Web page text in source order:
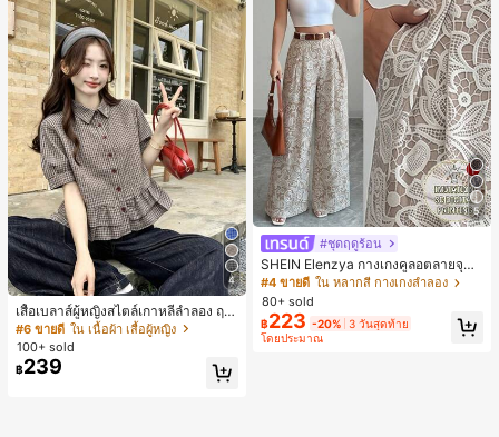
4
เสื้อเบลาส์ผู้หญิงสไตล์เกาหลีลำลอง ฤดู
ใบไม้ผลิ/ฤดูร้อนใหม่ ชายระบาย ชิคแล
ะหรูหรา
#6 ขายดี ใน เนื้อผ้า เสื้อผู้หญิง
100+ sold
฿239
5
#ชุดฤดูร้อน
SHEIN Elenzya กางเกงคูลอตลายจุดเ
อวสูงแบบใหม่สำหรับฤดูใบไม้ผลิ/ฤดูร้อ
น, สไตล์หรูหราเหมาะสำหรับใส่ในชีวิต
ประจำวันและทำงาน, ให้ความรู้สึกวินเ
ทจสำหรับฤดูรับปริญญา, เทศกาลดนตร
ี, การแข่งม้าดาร์บี้, วันประกาศอิสรภาพ
#4 ขายดี ใน หลากสี กางเกงลำลอง
80+ sold
฿223 -20% 3 วันสุดท้าย
โดยประมาณ